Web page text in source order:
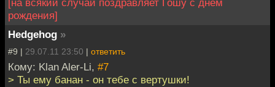
[на всякий случай поздравляет Гошу с днем
рождения]
Hedgehog »
#9 | 29.07.11 23:50 | ответить
Кому: Klan Aler-Li, #7
> Ты ему банан - он тебе с вертушки!